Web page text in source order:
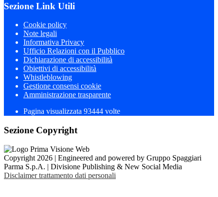
Sezione Link Utili
Cookie policy
Note legali
Informativa Privacy
Ufficio Relazioni con il Pubblico
Dichiarazione di accessibilità
Obiettivi di accessibilità
Whistleblowing
Gestione consensi cookie
Amministrazione trasparente
Pagina visualizzata 93444 volte
Sezione Copyright
Copyright 2026 | Engineered and powered by Gruppo Spaggiari
Parma S.p.A. | Divisione Publishing & New Social Media
Disclaimer trattamento dati personali